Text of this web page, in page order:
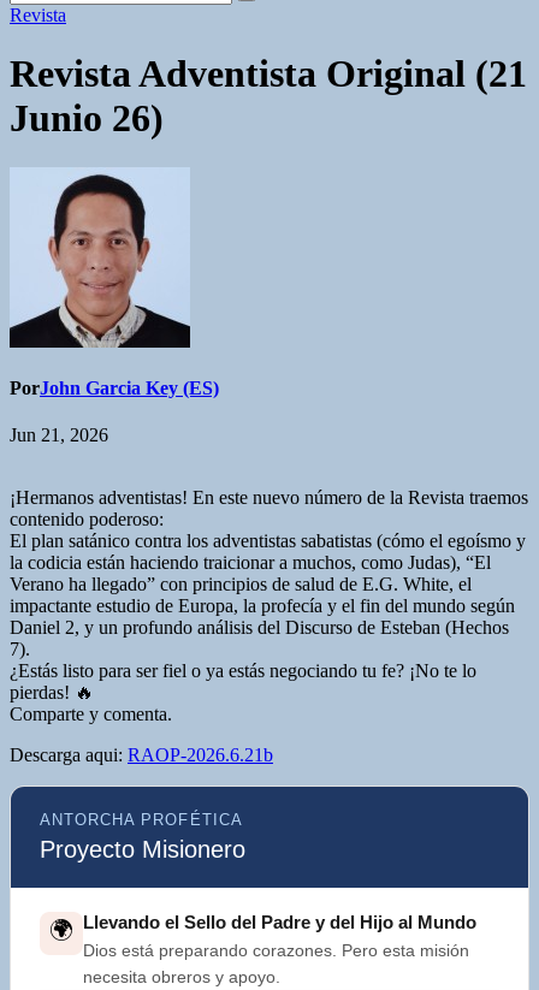
Revista
Revista Adventista Original (21
Junio 26)
PorJohn Garcia Key (ES)
Jun 21, 2026
¡Hermanos adventistas! En este nuevo número de la Revista traemos
contenido poderoso:
El plan satánico contra los adventistas sabatistas (cómo el egoísmo y
la codicia están haciendo traicionar a muchos, como Judas), “El
Verano ha llegado” con principios de salud de E.G. White, el
impactante estudio de Europa, la profecía y el fin del mundo según
Daniel 2, y un profundo análisis del Discurso de Esteban (Hechos
7).
¿Estás listo para ser fiel o ya estás negociando tu fe? ¡No te lo
pierdas! 🔥
Comparte y comenta.
Descarga aqui: RAOP-2026.6.21b
ANTORCHA PROFÉTICA
Proyecto Misionero
🌍 Llevando el Sello del Padre y del Hijo al Mundo
Dios está preparando corazones. Pero esta misión
necesita obreros y apoyo.